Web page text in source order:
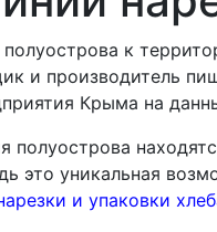
к
и производитель
Крыма на
полуострова
это уникальная
и упаковки